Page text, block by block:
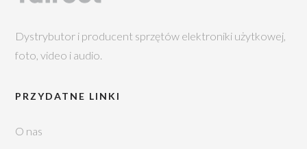
Dystrybutor i producent sprzętów elektroniki użytkowej,
foto, video i audio.
PRZYDATNE LINKI
O nas